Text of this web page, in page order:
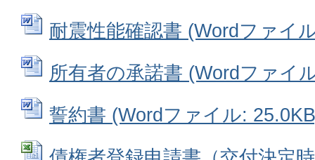
耐震性能確認書 (Wordファイ
所有者の承諾書 (Wordファイ
誓約書 (Wordファイル: